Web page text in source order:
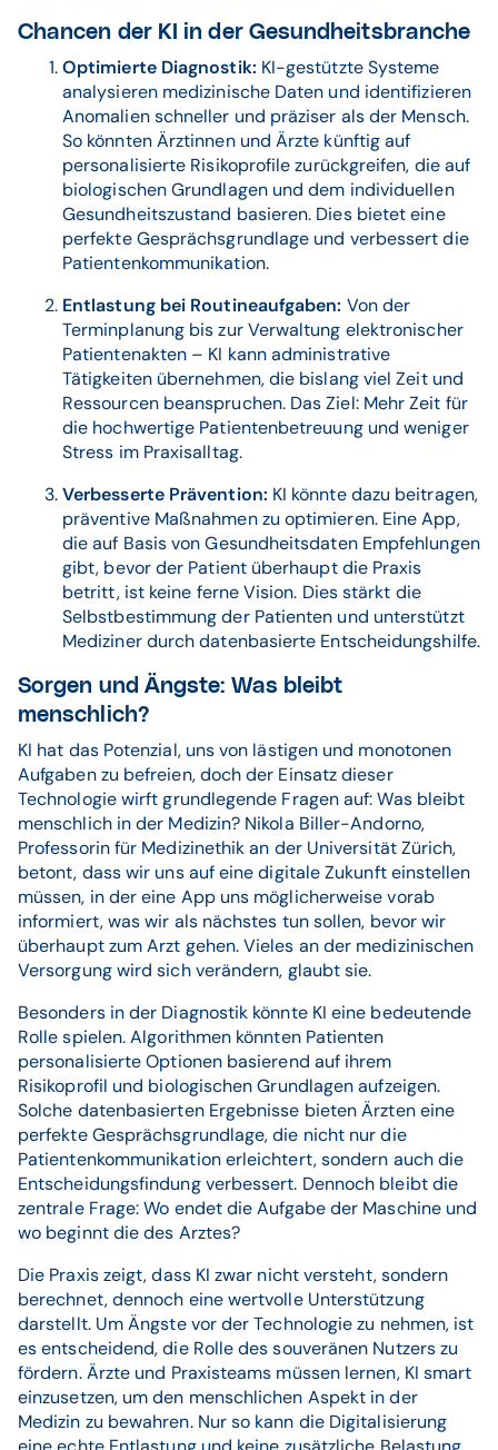
Chancen der KI in der Gesundheitsbranche
Optimierte Diagnostik: KI-gestützte Systeme
analysieren medizinische Daten und identifizieren
Anomalien schneller und präziser als der Mensch.
So könnten Ärztinnen und Ärzte künftig auf
personalisierte Risikoprofile zurückgreifen, die auf
biologischen Grundlagen und dem individuellen
Gesundheitszustand basieren. Dies bietet eine
perfekte Gesprächsgrundlage und verbessert die
Patientenkommunikation.
Entlastung bei Routineaufgaben: Von der
Terminplanung bis zur Verwaltung elektronischer
Patientenakten – KI kann administrative
Tätigkeiten übernehmen, die bislang viel Zeit und
Ressourcen beanspruchen. Das Ziel: Mehr Zeit für
die hochwertige Patientenbetreuung und weniger
Stress im Praxisalltag.
Verbesserte Prävention: KI könnte dazu beitragen,
präventive Maßnahmen zu optimieren. Eine App,
die auf Basis von Gesundheitsdaten Empfehlungen
gibt, bevor der Patient überhaupt die Praxis
betritt, ist keine ferne Vision. Dies stärkt die
Selbstbestimmung der Patienten und unterstützt
Mediziner durch datenbasierte Entscheidungshilfe.
Sorgen und Ängste: Was bleibt
menschlich?
KI hat das Potenzial, uns von lästigen und monotonen
Aufgaben zu befreien, doch der Einsatz dieser
Technologie wirft grundlegende Fragen auf: Was bleibt
menschlich in der Medizin? Nikola Biller-Andorno,
Professorin für Medizinethik an der Universität Zürich,
betont, dass wir uns auf eine digitale Zukunft einstellen
müssen, in der eine App uns möglicherweise vorab
informiert, was wir als nächstes tun sollen, bevor wir
überhaupt zum Arzt gehen. Vieles an der medizinischen
Versorgung wird sich verändern, glaubt sie.
Besonders in der Diagnostik könnte KI eine bedeutende
Rolle spielen. Algorithmen könnten Patienten
personalisierte Optionen basierend auf ihrem
Risikoprofil und biologischen Grundlagen aufzeigen.
Solche datenbasierten Ergebnisse bieten Ärzten eine
perfekte Gesprächsgrundlage, die nicht nur die
Patientenkommunikation erleichtert, sondern auch die
Entscheidungsfindung verbessert. Dennoch bleibt die
zentrale Frage: Wo endet die Aufgabe der Maschine und
wo beginnt die des Arztes?
Die Praxis zeigt, dass KI zwar nicht versteht, sondern
berechnet, dennoch eine wertvolle Unterstützung
darstellt. Um Ängste vor der Technologie zu nehmen, ist
es entscheidend, die Rolle des souveränen Nutzers zu
fördern. Ärzte und Praxisteams müssen lernen, KI smart
einzusetzen, um den menschlichen Aspekt in der
Medizin zu bewahren. Nur so kann die Digitalisierung